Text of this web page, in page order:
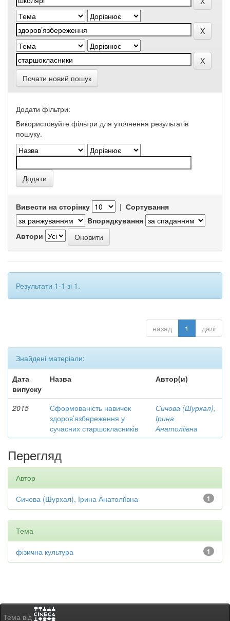
Почати новий пошук
Додати фільтри:
Використовуйте фільтри для уточнення результатів
пошуку.
Вивести на сторінку | Сортування
Впорядкування
Автори
Результати 1-1 зі 1.
назад 1 далі
Знайдені матеріали:
Дата
випуску
Назва Автор(и)
2015
Сформованість навичок
здоров’язбереження у
сучасних старшокласників
Сичова (Шурхал),
Ірина
Анатоліївна
Перегляд
Автор
1
Сичова (Шурхал), Ірина Анатоліївна
Тема
1
фізична культура
Тема від